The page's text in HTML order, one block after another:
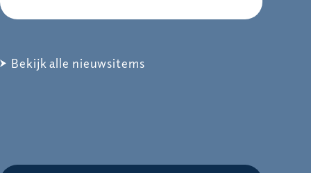
Bekijk alle nieuwsitems